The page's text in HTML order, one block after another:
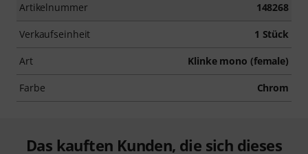
Artikelnummer 148268
Verkaufseinheit 1 Stück
Art Klinke mono (female)
Farbe Chrom
Das kauften Kunden, die sich dieses